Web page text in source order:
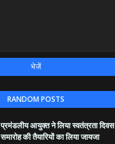
RANDOM POSTS
प्रमंडलीय आयुक्त ने लिया स्वतंत्रता दिवस
समारोह की तैयारियों का लिया जायजा